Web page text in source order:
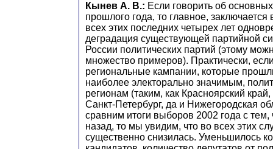
Кынев А. В.: Если говорить об
прошлого года, то главное, заключается
всех этих последних четырех лет
деградация существующей партийной
России политических партий (этому
множество примеров). Практически,
региональные кампании, которые
наиболее электорально значимым,
регионам (таким, как Красноярский
Санкт-Петербург, да и Нижегородская
сравним итоги выборов 2002 года с тем,
назад, то мы увидим, что во всех этих
существенно снизилась. Уменьшилось